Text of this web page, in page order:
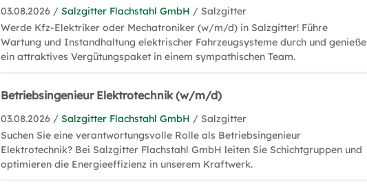
03.08.2026 /Salzgitter Flachstahl GmbH / Salzgitter
Werde Kfz-Elektriker oder Mechatroniker (w/m/d) in Salzgitter! Führe
Wartung und Instandhaltung elektrischer Fahrzeugsysteme durch und genieße
ein attraktives Vergütungspaket in einem sympathischen Team.
Betriebsingenieur Elektrotechnik (w/m/d)
03.08.2026 /Salzgitter Flachstahl GmbH / Salzgitter
Suchen Sie eine verantwortungsvolle Rolle als Betriebsingenieur
Elektrotechnik? Bei Salzgitter Flachstahl GmbH leiten Sie Schichtgruppen und
optimieren die Energieeffizienz in unserem Kraftwerk.